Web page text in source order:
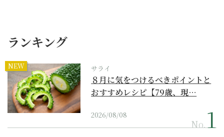
ランキング
NEW サライ
８月に気をつけるべきポイントと
おすすめレシピ【79歳、現…
2026/08/08
No.